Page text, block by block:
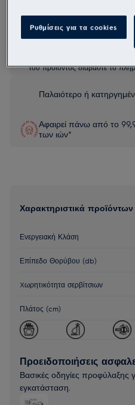
Οι οδηγίες ασφαλείας και οι
σύμφωνα με τον κανονισμό
του προϊόντος διαβάστε το
Παλαιότερο ή
Αφαιρεί πάνω από το
των ιών*
Χαρακτηριστικά προϊόντων
Ενεργειακή Κλάση
Επίπεδο Θορύβου (db)
Xωρητικότητα σερβίτσιων
Πλάτος (cm)
Προειδοποιήσεις
Βασικές οδηγίες προφύλαξης
εγκατάσταση.
Ρυθμίσεις για τα cookies